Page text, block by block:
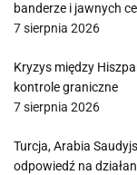
banderze i jawnych
7 sierpnia 2026
Kryzys między
kontrole graniczne
7 sierpnia 2026
Turcja, Arabia
odpowiedź na